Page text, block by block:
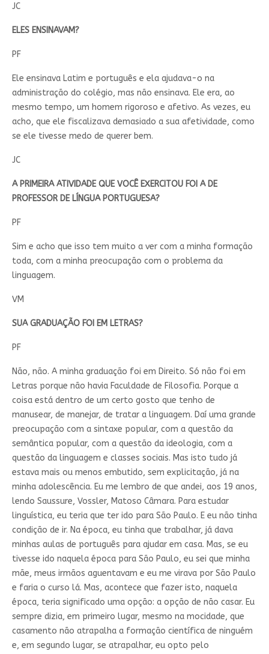
JC
ELES ENSINAVAM?
PF
Ele ensinava Latim e português e ela ajudava-o na
administração do colégio, mas não ensinava. Ele era, ao
mesmo tempo, um homem rigoroso e afetivo. As vezes, eu
acho, que ele fiscalizava demasiado a sua afetividade, como
se ele tivesse medo de querer bem.
JC
A PRIMEIRA ATIVIDADE QUE VOCÊ EXERCITOU FOI A DE
PROFESSOR DE LÍNGUA PORTUGUESA?
PF
Sim e acho que isso tem muito a ver com a minha formação
toda, com a minha preocupação com o problema da
linguagem.
VM
SUA GRADUAÇÃO FOI EM LETRAS?
PF
Não, não. A minha graduação foi em Direito. Só não foi em
Letras porque não havia Faculdade de Filosofia. Porque a
coisa está dentro de um certo gosto que tenho de
manusear, de manejar, de tratar a linguagem. Daí uma grande
preocupação com a sintaxe popular, com a questão da
semântica popular, com a questão da ideologia, com a
questão da linguagem e classes sociais. Mas isto tudo já
estava mais ou menos embutido, sem explicitação, já na
minha adolescência. Eu me lembro de que andei, aos 19 anos,
lendo Saussure, Vossler, Matoso Câmara. Para estudar
linguística, eu teria que ter ido para São Paulo. E eu não tinha
condição de ir. Na época, eu tinha que trabalhar, já dava
minhas aulas de português para ajudar em casa. Mas, se eu
tivesse ido naquela época para São Paulo, eu sei que minha
mãe, meus irmãos aguentavam e eu me virava por São Paulo
e faria o curso lá. Mas, acontece que fazer isto, naquela
época, teria significado uma opção: a opção de não casar. Eu
sempre dizia, em primeiro lugar, mesmo na mocidade, que
casamento não atrapalha a formação científica de ninguém
e, em segundo lugar, se atrapalhar, eu opto pelo